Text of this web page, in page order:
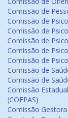
Comissão de
Comissão de
Comissão de
Comissão de
Comissão de
Comissão de
Comissão de
Comissão de
Comissão
(COEPAS)
Comissão